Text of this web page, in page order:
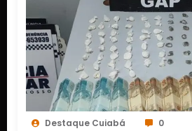
Destaque Cuiabá 0